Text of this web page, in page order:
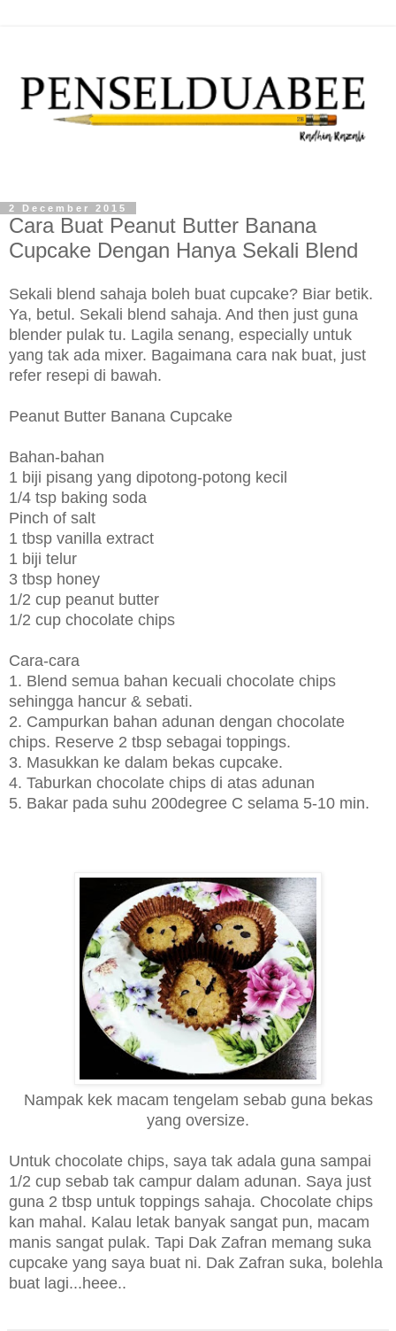
2 December 2015
Cara Buat Peanut Butter Banana
Cupcake Dengan Hanya Sekali Blend
Sekali blend sahaja boleh buat cupcake? Biar betik.
Ya, betul. Sekali blend sahaja. And then just guna
blender pulak tu. Lagila senang, especially untuk
yang tak ada mixer. Bagaimana cara nak buat, just
refer resepi di bawah.
Peanut Butter Banana Cupcake
Bahan-bahan
1 biji pisang yang dipotong-potong kecil
1/4 tsp baking soda
Pinch of salt
1 tbsp vanilla extract
1 biji telur
3 tbsp honey
1/2 cup peanut butter
1/2 cup chocolate chips
Cara-cara
1. Blend semua bahan kecuali chocolate chips
sehingga hancur & sebati.
2. Campurkan bahan adunan dengan chocolate
chips. Reserve 2 tbsp sebagai toppings.
3. Masukkan ke dalam bekas cupcake.
4. Taburkan chocolate chips di atas adunan
5. Bakar pada suhu 200degree C selama 5-10 min.
Nampak kek macam tengelam sebab guna bekas
yang oversize.
Untuk chocolate chips, saya tak adala guna sampai
1/2 cup sebab tak campur dalam adunan. Saya just
guna 2 tbsp untuk toppings sahaja. Chocolate chips
kan mahal. Kalau letak banyak sangat pun, macam
manis sangat pulak. Tapi Dak Zafran memang suka
cupcake yang saya buat ni. Dak Zafran suka, bolehla
buat lagi...heee..